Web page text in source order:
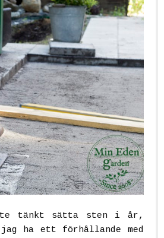
tänkt sätta sten i år,
ha ett förhållande med